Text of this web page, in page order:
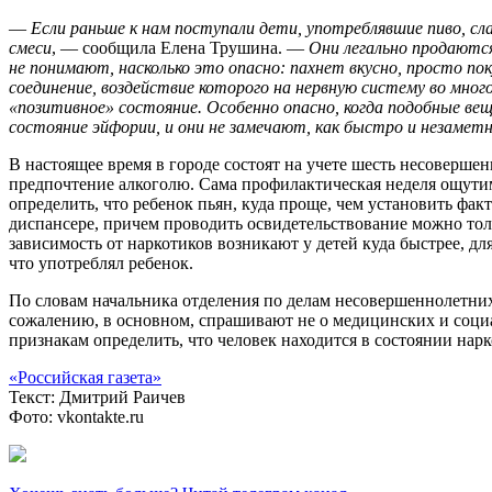
— Если раньше к нам поступали дети, употреблявшие пиво,
смеси, — сообщила Елена Трушина. — Они легально
не понимают, насколько это опасно: пахнет вкусно, просто
соединение, воздействие которого на нервную систему во
«позитивное» состояние. Особенно опасно, когда подобные
состояние эйфории, и они не замечают, как быстро и
В настоящее время в городе состоят на учете шесть
предпочтение алкоголю. Сама профилактическая неделя
определить, что ребенок пьян, куда проще, чем установить
диспансере, причем проводить освидетельствование можно
зависимость от наркотиков возникают у детей куда быстрее,
что употреблял ребенок.
По словам начальника отделения по делам
сожалению, в основном, спрашивают не о медицинских и
признакам определить, что человек находится в состоянии
«Российская газета»
Текст: Дмитрий Раичев
Фото: vkontakte.ru